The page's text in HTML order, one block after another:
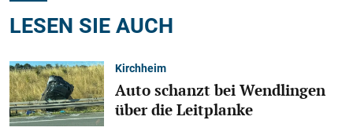
LESEN SIE AUCH
Kirchheim
Auto schanzt bei Wendlingen
über die Leitplanke